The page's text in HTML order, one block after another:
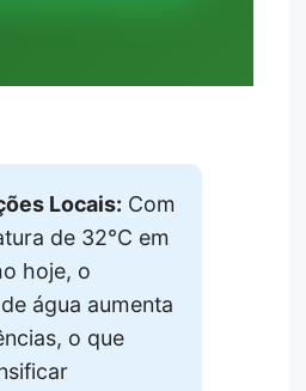
Locais: Com
de 32°C em
hoje, o
água aumenta
o que